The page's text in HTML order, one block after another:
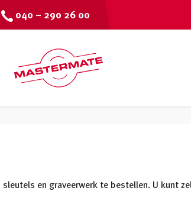
040 – 290 26 00
en graveerwerk te bestellen. U kunt